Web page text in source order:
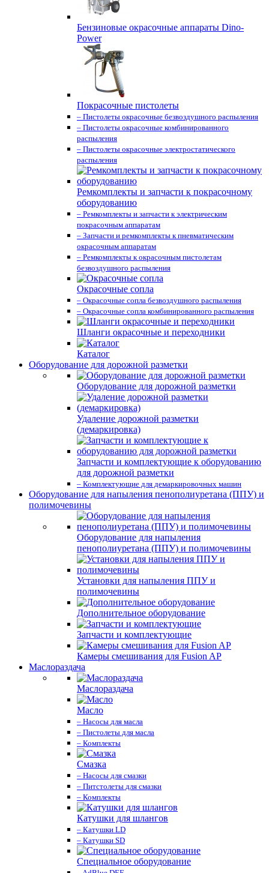
Бензиновые окрасочные аппараты Dino-
Power
Покрасочные пистолеты
– Пистолеты окрасочные безвоздушного распыления
– Пистолеты окрасочные комбинированного
распыления
– Пистолеты окрасочные электростатического
распыления
Ремкомплекты и запчасти к покрасочному
оборудованию
– Ремкомплекты и запчасти к электрическим
покрасочным аппаратам
– Запчасти и ремкомплекты к пневматическим
окрасочным аппаратам
– Ремкомплекты к окрасочным пистолетам
безвоздушного распыления
Окрасочные сопла
– Окрасочные сопла безвоздушного распыления
– Окрасочные сопла комбинированного распыления
Шланги окрасочные и переходники
Каталог
Оборудование для дорожной разметки
Оборудование для дорожной разметки
Удаление дорожной разметки
(демаркировка)
Запчасти и комплектующие к оборудованию
для дорожной разметки
– Комплектующие для демаркировочных машин
Оборудование для напыления пенополиуретана (ППУ) и
полимочевины
Оборудование для напыления
пенополиуретана (ППУ) и полимочевины
Установки для напыления ППУ и
полимочевины
Дополнительное оборудование
Запчасти и комплектующие
Камеры смешивания для Fusion AP
Маслораздача
Маслораздача
Масло
– Насосы для масла
– Пистолеты для масла
– Комплекты
Смазка
– Насосы для смазки
– Питстолеты для смазки
– Комплекты
Катушки для шлангов
– Катушки LD
– Катушки SD
Специальное оборудование